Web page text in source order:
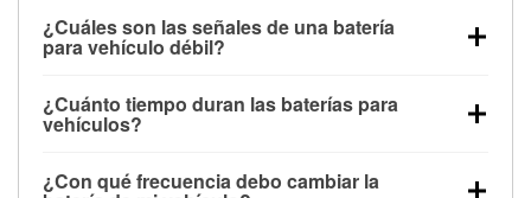
maneras. El método más rápido es utilizar un
multímetro: con el vehículo apagado, conecta los
voltaje: una batería en buen estado y totalmente
cargada debería indicar unos 12.6 voltios. Es
importante saber que las baterías descargadas a
¿Cuáles son las señales de una batería
para vehículo débil?
advertencia. Un arranque lento del motor, faros
tenues, chasquidos al girar la llave o luces de
que la batería tiene una potencia de carga débil.
¿Cuánto tiempo duran las baterías para
vehículos?
entre 3 y 5 años. La duración exacta depende de los
¿Con qué frecuencia debo cambiar la